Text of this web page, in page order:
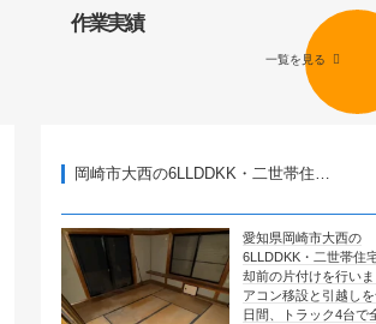
作業実績
一覧を見る
岡崎市大西の6LLDDKK・二世帯住…
愛知県岡崎市大西の
6LLDDKK・二世帯住宅で、売
却前の片付けを行いました。エ
アコン移設と引越しを含めて4
日間、トラック4台で全部屋を